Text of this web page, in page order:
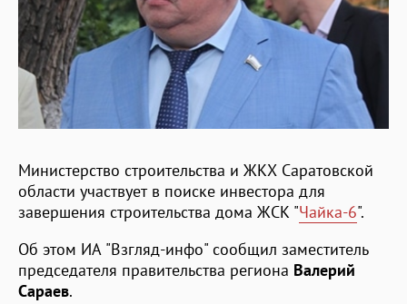
Министерство строительства и ЖКХ Саратовской
области участвует в поиске инвестора для
завершения строительства дома ЖСК "Чайка-6".
Об этом ИА "Взгляд-инфо" сообщил заместитель
председателя правительства региона Валерий
Сараев.